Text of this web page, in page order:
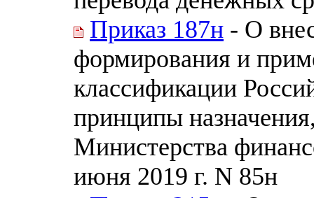
Приказ 187н - О
формирования и
классификации
принципы
Министерства
июня 2019 г. N 85н